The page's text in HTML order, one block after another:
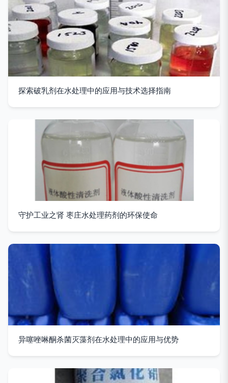
探索破乳剂在水处理中的应用与技术选择指南
守护工业之肾 枣庄水处理药剂的环保使命
异噻唑啉酮杀菌灭藻剂在水处理中的应用与优势